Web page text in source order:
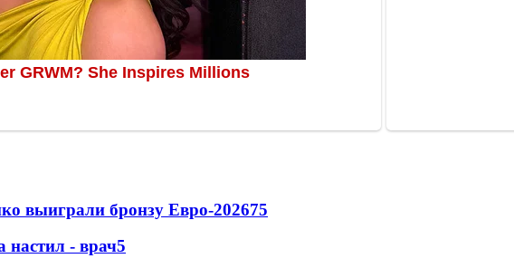
выиграли бронзу Евро-202675
настил - врач5